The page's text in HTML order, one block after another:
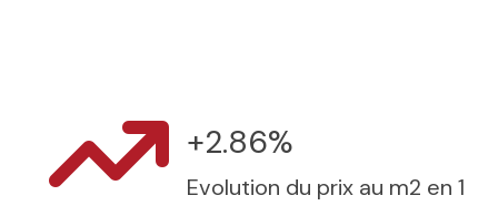
+2.86%
Evolution du prix au m2 en 1